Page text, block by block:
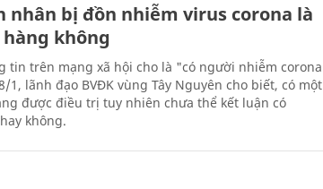
nhân bị đồn nhiễm virus corona là
không
tin trên mạng xã hội cho là "có người nhiễm corona
1, lãnh đạo BVĐK vùng Tây Nguyên cho biết, có một
được điều trị tuy nhiên chưa thể kết luận có
không.